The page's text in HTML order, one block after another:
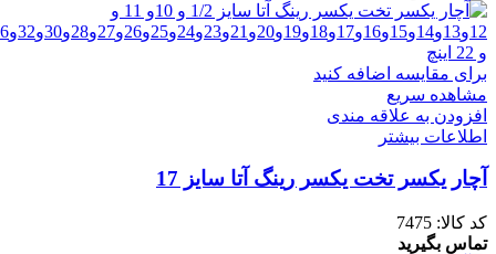
برای مقایسه اضافه کنید
مشاهده سریع
افزودن به علاقه مندی
اطلاعات بیشتر
آچار یکسر تخت یکسر رینگ آتا سایز 17
کد کالا: 7475
تماس بگیرید